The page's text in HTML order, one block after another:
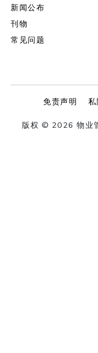
新闻公布
刊物
常见问题
免责声明
版权 © 2026 物业